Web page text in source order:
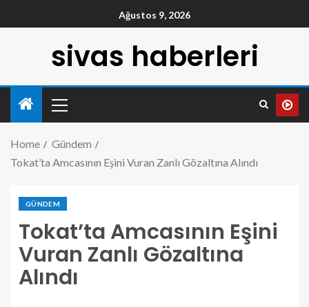
Ağustos 9, 2026
sivas haberleri
Home
Gündem
Tokat’ta Amcasının Eşini Vuran Zanlı Gözaltına Alındı
GÜNDEM
Tokat’ta Amcasının Eşini
Vuran Zanlı Gözaltına
Alındı